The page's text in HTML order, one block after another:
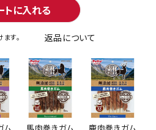
トに入れる
す。 返品について